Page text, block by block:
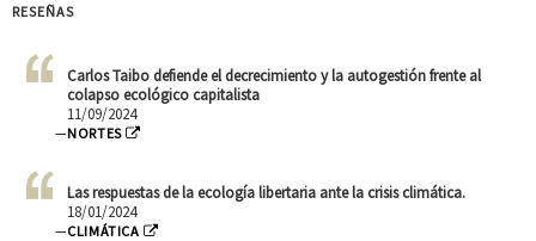
RESEÑAS
Carlos Taibo defiende el decrecimiento y la autogestión frente al
colapso ecológico capitalista
11/09/2024
—NORTES
Las respuestas de la ecología libertaria ante la crisis climática.
18/01/2024
—CLIMÁTICA